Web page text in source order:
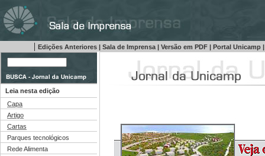
| Edições Anteriores | Sala de Imprensa | Versão em PDF | Portal Unicamp |
Leia nesta edição
Capa
Artigo
Cartas
Parques tecnológicos
Rede Alimenta